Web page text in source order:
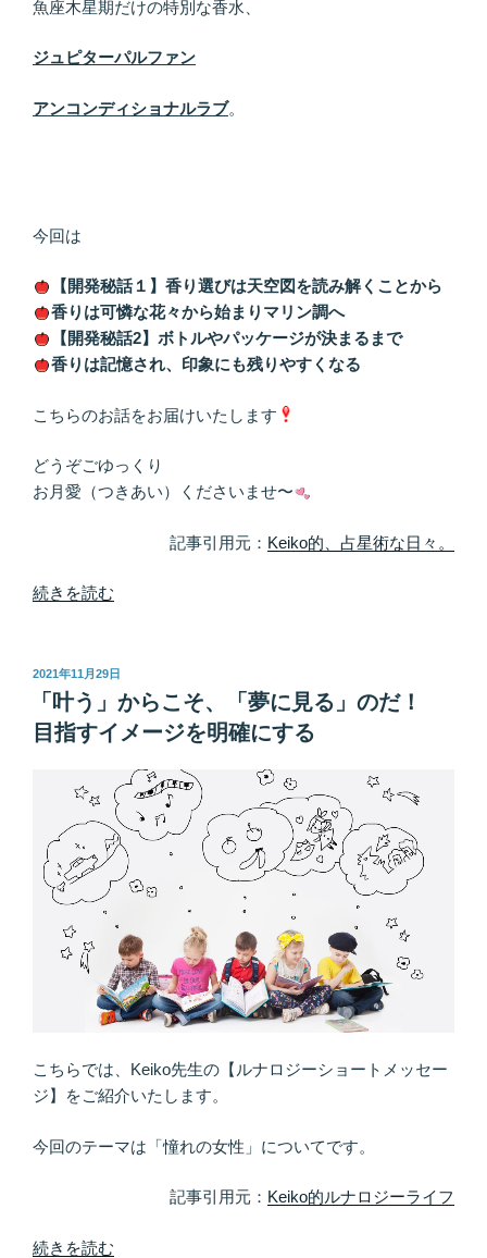
魚座木星期だけの特別な香水、
ジュピターパルファン
アンコンディショナルラブ。
今回は
【開発秘話１】香り選びは天空図を読み解くことから
香りは可憐な花々から始まりマリン調へ
【開発秘話2】ボトルやパッケージが決まるまで
香りは記憶され、印象にも残りやすくなる
こちらのお話をお届けいたします
どうぞごゆっくり
お月愛（つきあい）くださいませ〜
記事引用元： Keiko的、占星術な日々。
“ジ
タ
ー
パ
ル
は
宇
雫！
話
か
み
へ
続きを読む
投
2021年11月29日
「叶う」からこそ、「夢に見る」のだ！
目指すイメージを明確にする
こちらでは、Keiko先生の【ルナロジーショートメッセー
ジ】をご紹介いたします。
今回のテーマは「憧れの女性」についてです。
記事引用元： Keiko的ルナロジーライフ
“「叶
続きを読む